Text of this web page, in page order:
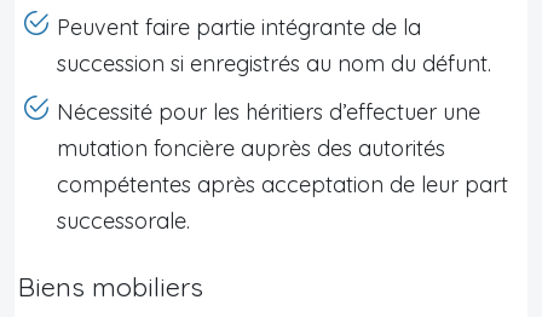
Peuvent faire partie intégrante de la
succession si enregistrés au nom du défunt.
Nécessité pour les héritiers d’effectuer une
mutation foncière auprès des autorités
compétentes après acceptation de leur part
successorale.
Biens mobiliers